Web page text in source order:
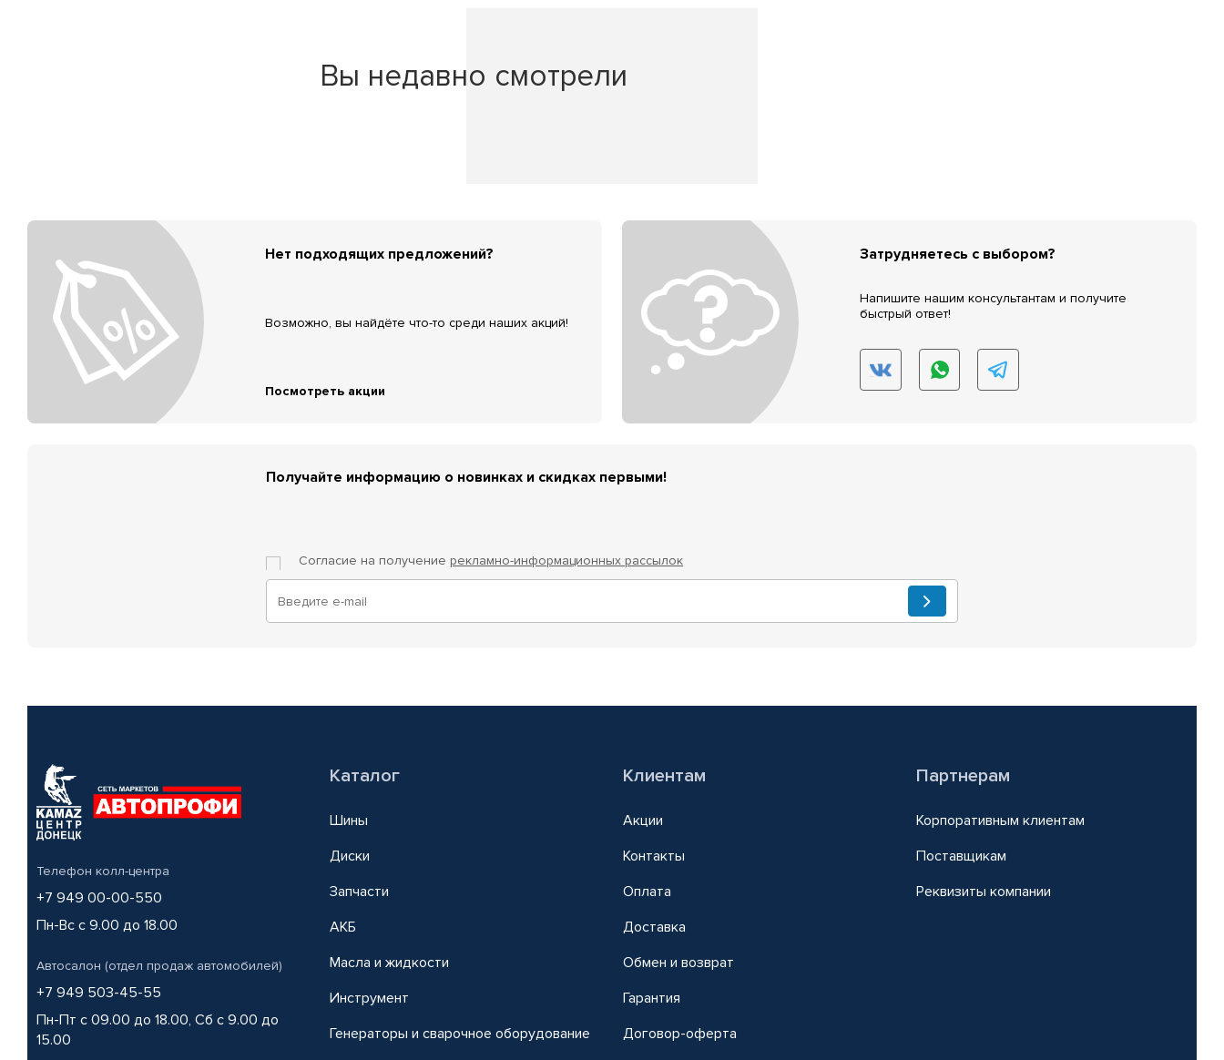
Вы недавно смотрели
Нет подходящих предложений?
Возможно, вы найдёте что-то среди наших акций!
Посмотреть акции
Затрудняетесь с выбором?
Напишите нашим консультантам и получите
быстрый ответ!
Получайте информацию о новинках и скидках первыми!
Согласие на получение рекламно-информационных рассылок
Телефон колл-центра
+7 949 00-00-550
Пн-Вс с 9.00 до 18.00
Автосалон (отдел продаж автомобилей)
+7 949 503-45-55
Пн-Пт с 09.00 до 18.00, Сб с 9.00 до
15.00
Каталог
Шины
Диски
Запчасти
АКБ
Масла и жидкости
Инструмент
Генераторы и сварочное оборудование
Клиентам
Акции
Контакты
Оплата
Доставка
Обмен и возврат
Гарантия
Договор-оферта
Партнерам
Корпоративным клиентам
Поставщикам
Реквизиты компании